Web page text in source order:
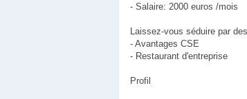
- Salaire: 2000 euros /mois
Laissez-vous séduire par
- Avantages CSE
- Restaurant d'entreprise
Profil